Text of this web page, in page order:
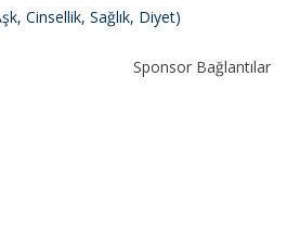
Cinsellik, Sağlık, Diyet)
Sponsor Bağlantılar